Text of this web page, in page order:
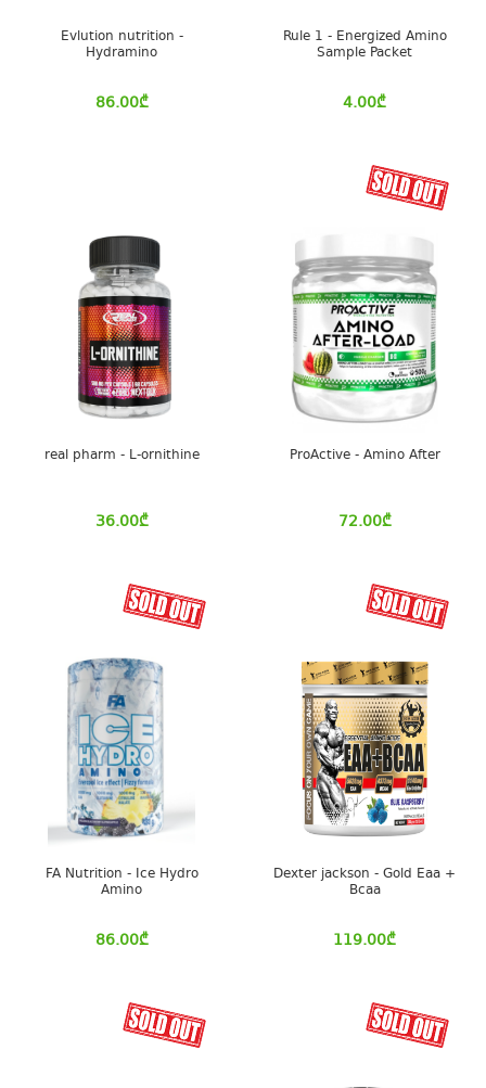
Evlution nutrition -
Hydramino
86.00₾
Rule 1 - Energized Amino
Sample Packet
4.00₾
real pharm - L-ornithine
36.00₾
ProActive - Amino After
72.00₾
FA Nutrition - Ice Hydro
Amino
86.00₾
Dexter jackson - Gold Eaa +
Bcaa
119.00₾